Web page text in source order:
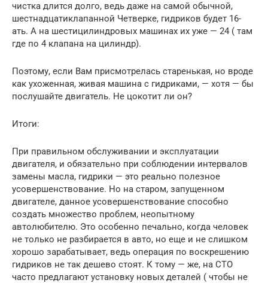
чистка длится долго, ведь даже на самой обычной,
шестнадцатиклапанной Четверке, гидриков будет 16-
ать. А на шестицилиндровых машинах их уже — 24 ( там
где по 4 клапана на цилиндр).
Поэтому, если Вам присмотрелась старенькая, но вроде
как ухоженная, живая машина с гидриками, — хотя — бы
послушайте двигатель. Не цокотит ли он?
Итоги:
При правильном обслуживании и эксплуатации
двигателя, и обязательно при соблюдении интервалов
замены масла, гидрики — это реально полезное
усовершенствование. Но на старом, запущенном
двигателе, данное усовершенствование способно
создать множество проблем, неопытному
автолюбителю. Это особенно печально, когда человек
не только не разбирается в авто, но еще и не слишком
хорошо зарабатывает, ведь операция по воскрешению
гидриков не так дешево стоят. К тому — же, на СТО
часто предлагают установку новых деталей ( чтобы не